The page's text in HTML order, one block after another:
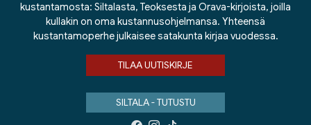
kustantamosta: Siltalasta, Teoksesta ja Orava-kirjoista, joilla
kullakin on oma kustannusohjelmansa. Yhteensä
kustantamoperhe julkaisee satakunta kirjaa vuodessa.
TILAA UUTISKIRJE
SILTALA - TUTUSTU